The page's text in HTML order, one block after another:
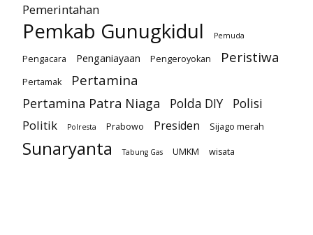
Pemerintahan
Pemkab Gunugkidul Pemuda
Pengacara Penganiayaan Pengeroyokan Peristiwa
Pertamak Pertamina
Pertamina Patra Niaga Polda DIY
Polisi
Politik
Polresta Prabowo Presiden Sijago merah
Sunaryanta Tabung Gas UMKM wisata